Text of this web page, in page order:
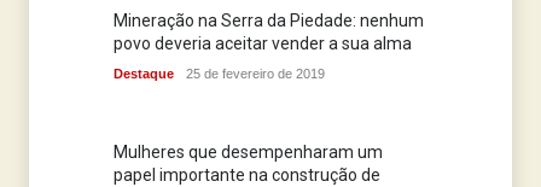
Mineração na Serra da Piedade: nenhum
povo deveria aceitar vender a sua alma
Destaque 25 de fevereiro de 2019
Mulheres que desempenharam um
papel importante na construção de